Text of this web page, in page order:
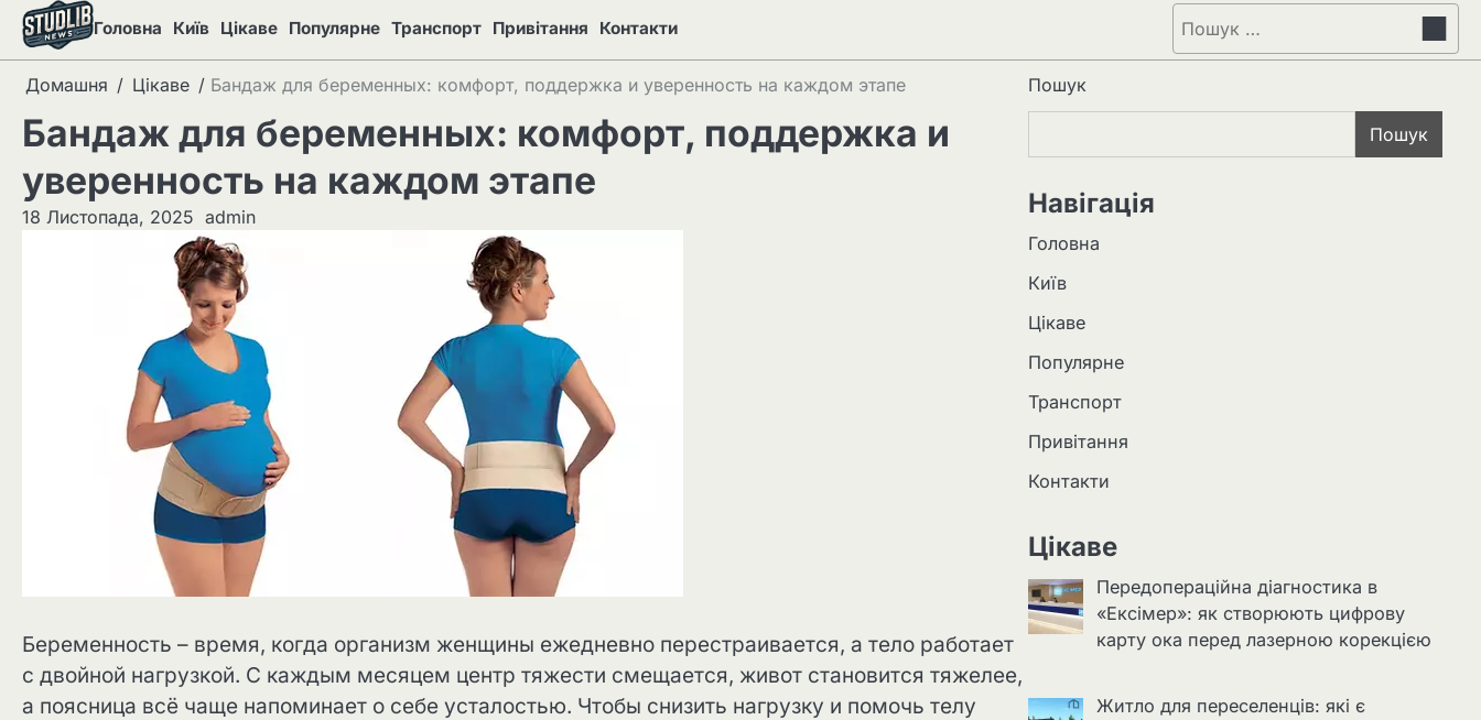
Перейти
вмісту
Головна Київ Цікаве Популярне Транспорт Привітання Контакти Пошук:
Домашня Цікаве Бандаж для беременных: комфорт, поддержка и уверенность на каждом этапе
Бандаж для беременных: комфорт, поддержка и
уверенность на каждом этапе
18 Листопада, 2025 admin
Беременность – время, когда организм женщины ежедневно перестраивается, а тело работает
с двойной нагрузкой. С каждым месяцем центр тяжести смещается, живот становится тяжелее,
а поясница всё чаще напоминает о себе усталостью. Чтобы снизить нагрузку и помочь телу
Пошук
Пошук
Навігація
Головна
Київ
Цікаве
Популярне
Транспорт
Привітання
Контакти
Цікаве
Передопераційна діагностика в
«Ексімер»: як створюють цифрову
карту ока перед лазерною корекцією
Житло для переселенців: які є